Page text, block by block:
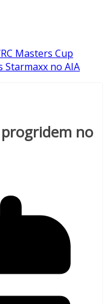
Masters Cup
no AIA
no